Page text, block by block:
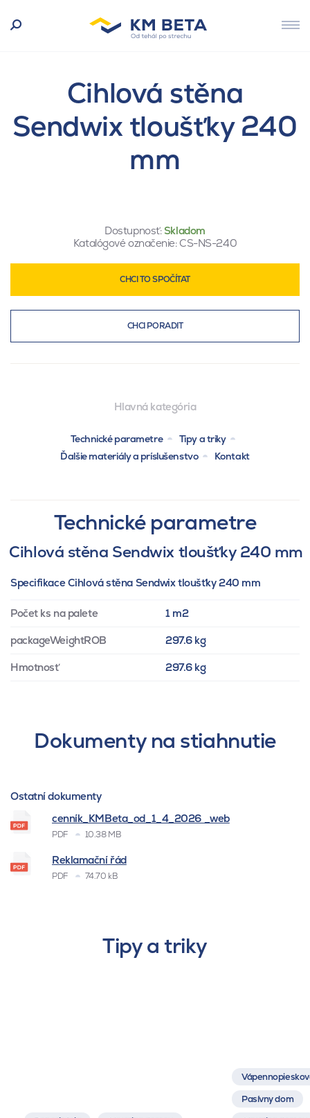
Cihlová stěna
Sendwix tloušťky 240
mm
Dostupnosť:Skladom
Katalógové označenie:CS-NS-240
CHCI TO SPOČÍTAT
CHCI PORADIT
Hlavná kategória
Technické parametre
Tipy a triky
Ďalšie materiály a príslušenstvo
Kontakt
Technické parametre
Cihlová stěna Sendwix tloušťky 240 mm
Specifikace Cihlová stěna Sendwix tloušťky 240 mm
Počet ks na palete 1 m2
packageWeightROB 297.6 kg
Hmotnosť 297.6 kg
Dokumenty na stiahnutie
Ostatní dokumenty
cenník_KMBeta_od_1_4_2026 _web
PDF 10.38 MB
Reklamační řád
PDF 74.70 kB
Tipy a triky
Pasívny dom